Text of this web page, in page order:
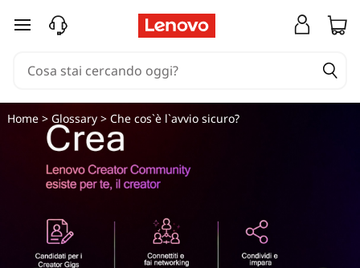
C
c
passa a contenuto principale
Home> Glossary> Che cos`è l`avvio sicuro?